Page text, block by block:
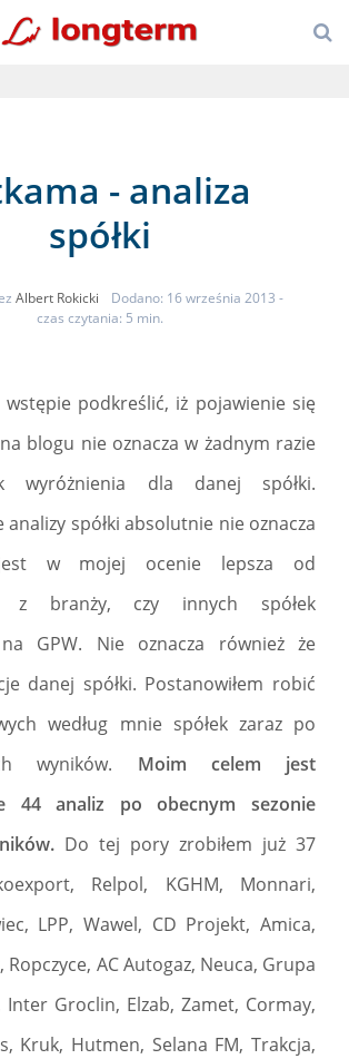
- analiza
spółki
Albert Rokicki Dodano: 16 września 2013 -
czas czytania: 5 min.
wstępie podkreślić, iż pojawienie się
blogu nie oznacza w żadnym razie
wyróżnienia dla danej spółki.
analizy spółki absolutnie nie oznacza
w mojej ocenie lepsza od
z branży, czy innych spółek
GPW. Nie oznacza również że
danej spółki. Postanowiłem robić
według mnie spółek zaraz po
wyników. Moim celem jest
44 analiz po obecnym sezonie
Do tej pory zrobiłem już 37
Relpol, KGHM, Monnari,
LPP, Wawel, CD Projekt, Amica,
Ropczyce, AC Autogaz, Neuca, Grupa
Inter Groclin, Elzab, Zamet, Cormay,
Kruk, Hutmen, Selana FM, Trakcja,